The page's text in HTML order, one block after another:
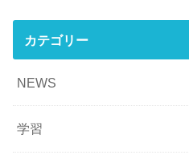
カテゴリー
NEWS
学習